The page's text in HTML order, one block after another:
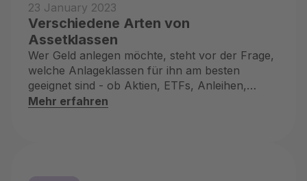
23 January 2023
Verschiedene Arten von
Assetklassen
Wer Geld anlegen möchte, steht vor der Frage,
welche Anlageklassen für ihn am besten
geeignet sind - ob Aktien, ETFs, Anleihen,
Rohstoffe oder weitere
Mehr erfahren